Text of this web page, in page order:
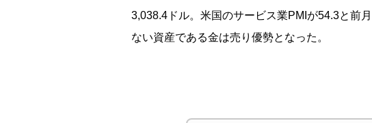
3,038.4ドル。米国のサービス業PMIが54.3と前
ない資産である金は売り優勢となった。